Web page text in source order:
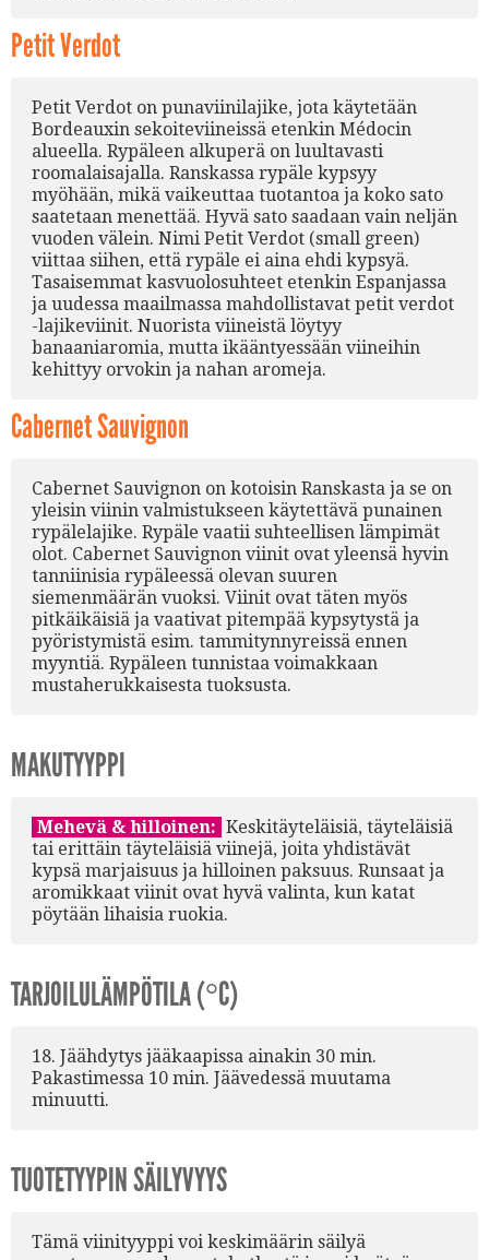
Petit Verdot
Petit Verdot on punaviinilajike, jota käytetään
Bordeauxin sekoiteviineissä etenkin Médocin
alueella. Rypäleen alkuperä on luultavasti
roomalaisajalla. Ranskassa rypäle kypsyy
myöhään, mikä vaikeuttaa tuotantoa ja koko sato
saatetaan menettää. Hyvä sato saadaan vain neljän
vuoden välein. Nimi Petit Verdot (small green)
viittaa siihen, että rypäle ei aina ehdi kypsyä.
Tasaisemmat kasvuolosuhteet etenkin Espanjassa
ja uudessa maailmassa mahdollistavat petit verdot
-lajikeviinit. Nuorista viineistä löytyy
banaaniaromia, mutta ikääntyessään viineihin
kehittyy orvokin ja nahan aromeja.
Cabernet Sauvignon
Cabernet Sauvignon on kotoisin Ranskasta ja se on
yleisin viinin valmistukseen käytettävä punainen
rypälelajike. Rypäle vaatii suhteellisen lämpimät
olot. Cabernet Sauvignon viinit ovat yleensä hyvin
tanniinisia rypäleessä olevan suuren
siemenmäärän vuoksi. Viinit ovat täten myös
pitkäikäisiä ja vaativat pitempää kypsytystä ja
pyöristymistä esim. tammitynnyreissä ennen
myyntiä. Rypäleen tunnistaa voimakkaan
mustaherukkaisesta tuoksusta.
MAKUTYYPPI
Mehevä & hilloinen: Keskitäyteläisiä, täyteläisiä
tai erittäin täyteläisiä viinejä, joita yhdistävät
kypsä marjaisuus ja hilloinen paksuus. Runsaat ja
aromikkaat viinit ovat hyvä valinta, kun katat
pöytään lihaisia ruokia.
TARJOILULÄMPÖTILA (°C)
18. Jäähdytys jääkaapissa ainakin 30 min.
Pakastimessa 10 min. Jäävedessä muutama
minuutti.
TUOTETYYPIN SÄILYVYYS
Tämä viinityyppi voi keskimäärin säilyä